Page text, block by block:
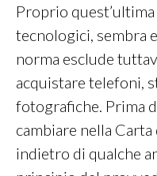
Proprio
tecnologici, sembra
norma esclude
acquistare telefoni,
fotografiche. Prima
cambiare nella
indietro di qualche